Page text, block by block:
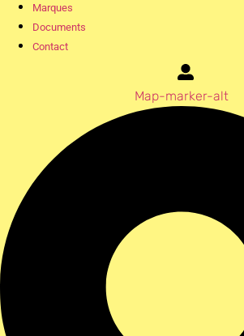
Marques
Documents
Contact
Map-marker-alt